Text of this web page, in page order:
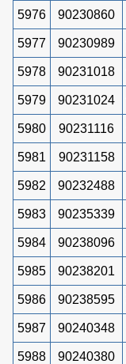
5976 90230860
5977 90230989
5978 90231018
5979 90231024
5980 90231116
5981 90231158
5982 90232488
5983 90235339
5984 90238096
5985 90238201
5986 90238595
5987 90240348
5988 90240380